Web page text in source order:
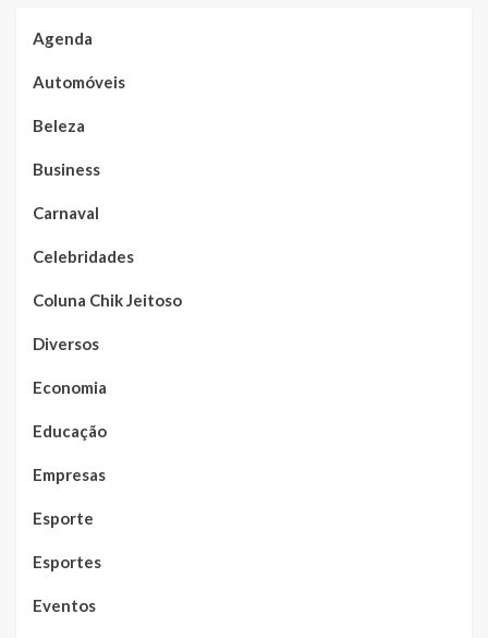
Agenda
Automóveis
Beleza
Business
Carnaval
Celebridades
Coluna Chik Jeitoso
Diversos
Economia
Educação
Empresas
Esporte
Esportes
Eventos